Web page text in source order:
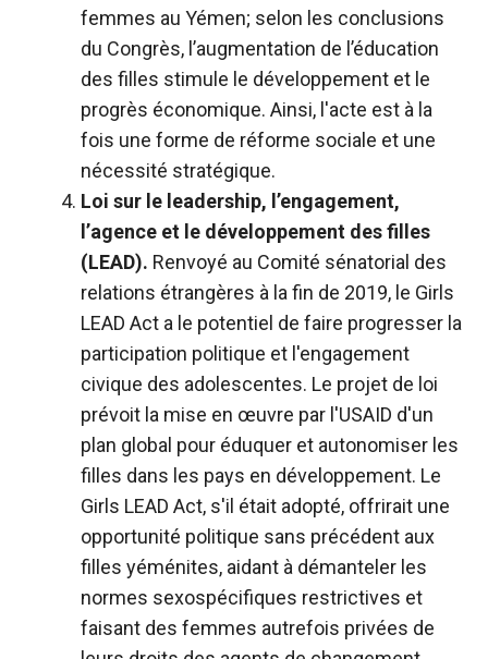
femmes au Yémen; selon les conclusions
du Congrès, l’augmentation de l’éducation
des filles stimule le développement et le
progrès économique. Ainsi, l'acte est à la
fois une forme de réforme sociale et une
nécessité stratégique.
Loi sur le leadership, l’engagement,
l’agence et le développement des filles
(LEAD). Renvoyé au Comité sénatorial des
relations étrangères à la fin de 2019, le Girls
LEAD Act a le potentiel de faire progresser la
participation politique et l'engagement
civique des adolescentes. Le projet de loi
prévoit la mise en œuvre par l'USAID d'un
plan global pour éduquer et autonomiser les
filles dans les pays en développement. Le
Girls LEAD Act, s'il était adopté, offrirait une
opportunité politique sans précédent aux
filles yéménites, aidant à démanteler les
normes sexospécifiques restrictives et
faisant des femmes autrefois privées de